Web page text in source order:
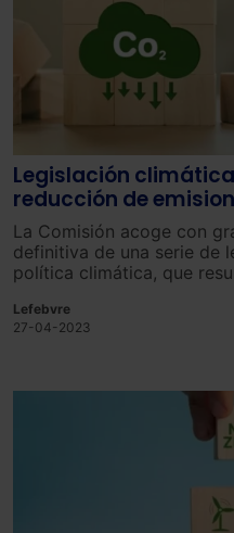
Legislación climática
reducción de
La Comisión acoge con
definitiva de una serie de
política climática, que
2050.
Lefebvre
27-04-2023